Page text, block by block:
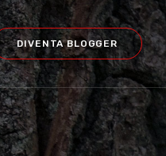
DIVENTA BLOGGER